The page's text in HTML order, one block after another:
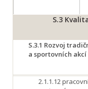
S.3
S.3.1 Rozvoj
a sportovních
2.1.1.12